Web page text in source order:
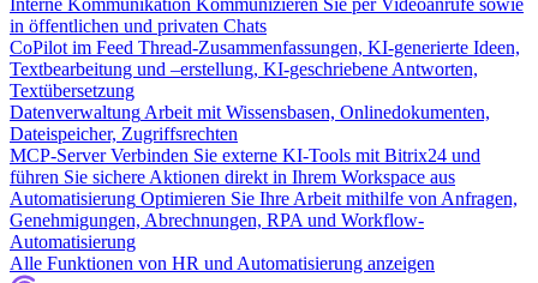
Interne Kommunikation Kommunizieren Sie per Videoanrufe sowie
in öffentlichen und privaten Chats
CoPilot im Feed Thread-Zusammenfassungen, KI-generierte Ideen,
Textbearbeitung und –erstellung, KI-geschriebene Antworten,
Textübersetzung
Datenverwaltung Arbeit mit Wissensbasen, Onlinedokumenten,
Dateispeicher, Zugriffsrechten
MCP-Server Verbinden Sie externe KI-Tools mit Bitrix24 und
führen Sie sichere Aktionen direkt in Ihrem Workspace aus
Automatisierung Optimieren Sie Ihre Arbeit mithilfe von Anfragen,
Genehmigungen, Abrechnungen, RPA und Workflow-
Automatisierung
Alle Funktionen von HR und Automatisierung anzeigen